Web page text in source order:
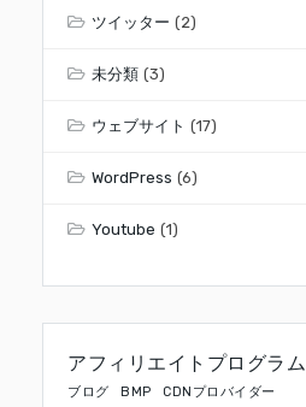
ツイッター (2)
未分類 (3)
ウェブサイト (17)
WordPress (6)
Youtube (1)
アフィリエイトプログラム
ブログ
BMP
CDNプロバイダー